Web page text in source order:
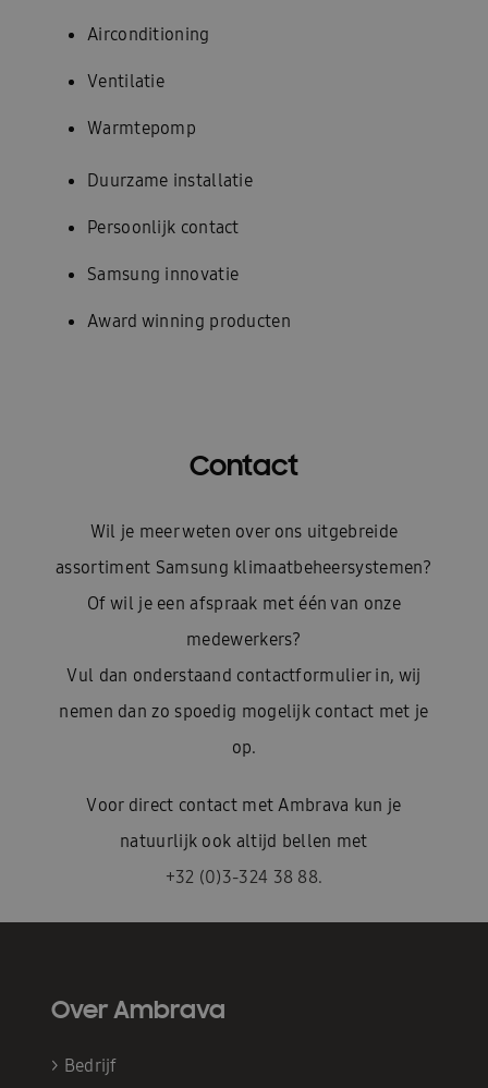
Airconditioning
Ventilatie
Warmtepomp
Duurzame installatie
Persoonlijk contact
Samsung innovatie
Award winning producten
Contact
Wil je meer weten over ons uitgebreide
assortiment Samsung klimaatbeheersystemen?
Of wil je een afspraak met één van onze
medewerkers?
Vul dan onderstaand contactformulier in, wij
nemen dan zo spoedig mogelijk contact met je
op.
Voor direct contact met Ambrava kun je
natuurlijk ook altijd bellen met
+32 (0)3-324 38 88.
Over Ambrava
> Bedrijf